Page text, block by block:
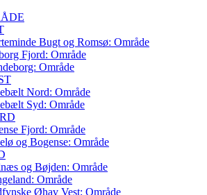
Bugt og Romsø: Område
Fjord: Område
Område
Nord: Område
Syd: Område
Fjord: Område
og Bogense: Område
og Bøjden: Område
Område
Øhav Vest: Område